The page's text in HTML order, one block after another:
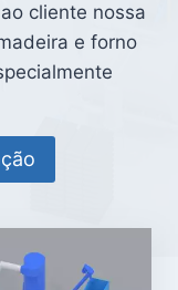
cliente nossa
e forno